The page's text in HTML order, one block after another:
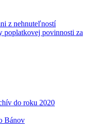
z nehnuteľností
poplatkovej povinnosti za
do roku 2020
Bánov